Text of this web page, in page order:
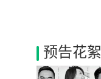
预告花絮